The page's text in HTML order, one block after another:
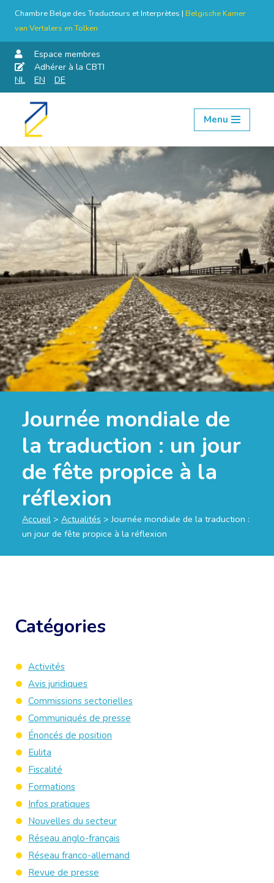
Chambre Belge des Traducteurs et Interprètes | Belgische Kamer
van Vertalers en Tolken
Espace membres
Adhérer à la CBTI
NL
EN DE
Aller
contenu
Menu
Journée mondiale de
la traduction : un jour
de fête propice à la
réflexion
Accueil > Actualités >Journée mondiale de la traduction :
un jour de fête propice à la réflexion
Catégories
Activités
Avis juridiques
Commissions sectorielles
Communiqués de presse
Énoncés de position
Eulita
Fiscalité
Formations
Infos pratiques
Nouvelles du secteur
Réseau anglo-français
Réseau franco-allemand
Revue de presse